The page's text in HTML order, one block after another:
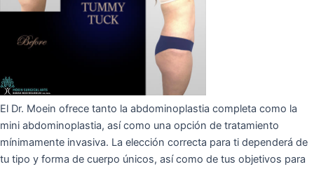
El Dr. Moein ofrece tanto la abdominoplastia completa como la
mini abdominoplastia, así como una opción de tratamiento
mínimamente invasiva. La elección correcta para ti dependerá de
tu tipo y forma de cuerpo únicos, así como de tus objetivos para